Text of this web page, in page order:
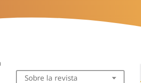
Sobre la revista